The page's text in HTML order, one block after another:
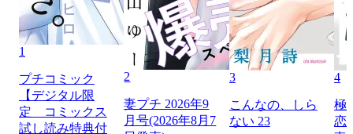
1
プチコミック
【デジタル限
定 コミックス
試し読み特典付
2
妻プチ 2026年9
月号(2026年8月7
3
こんなの、しら
ない 23
4
極
恋